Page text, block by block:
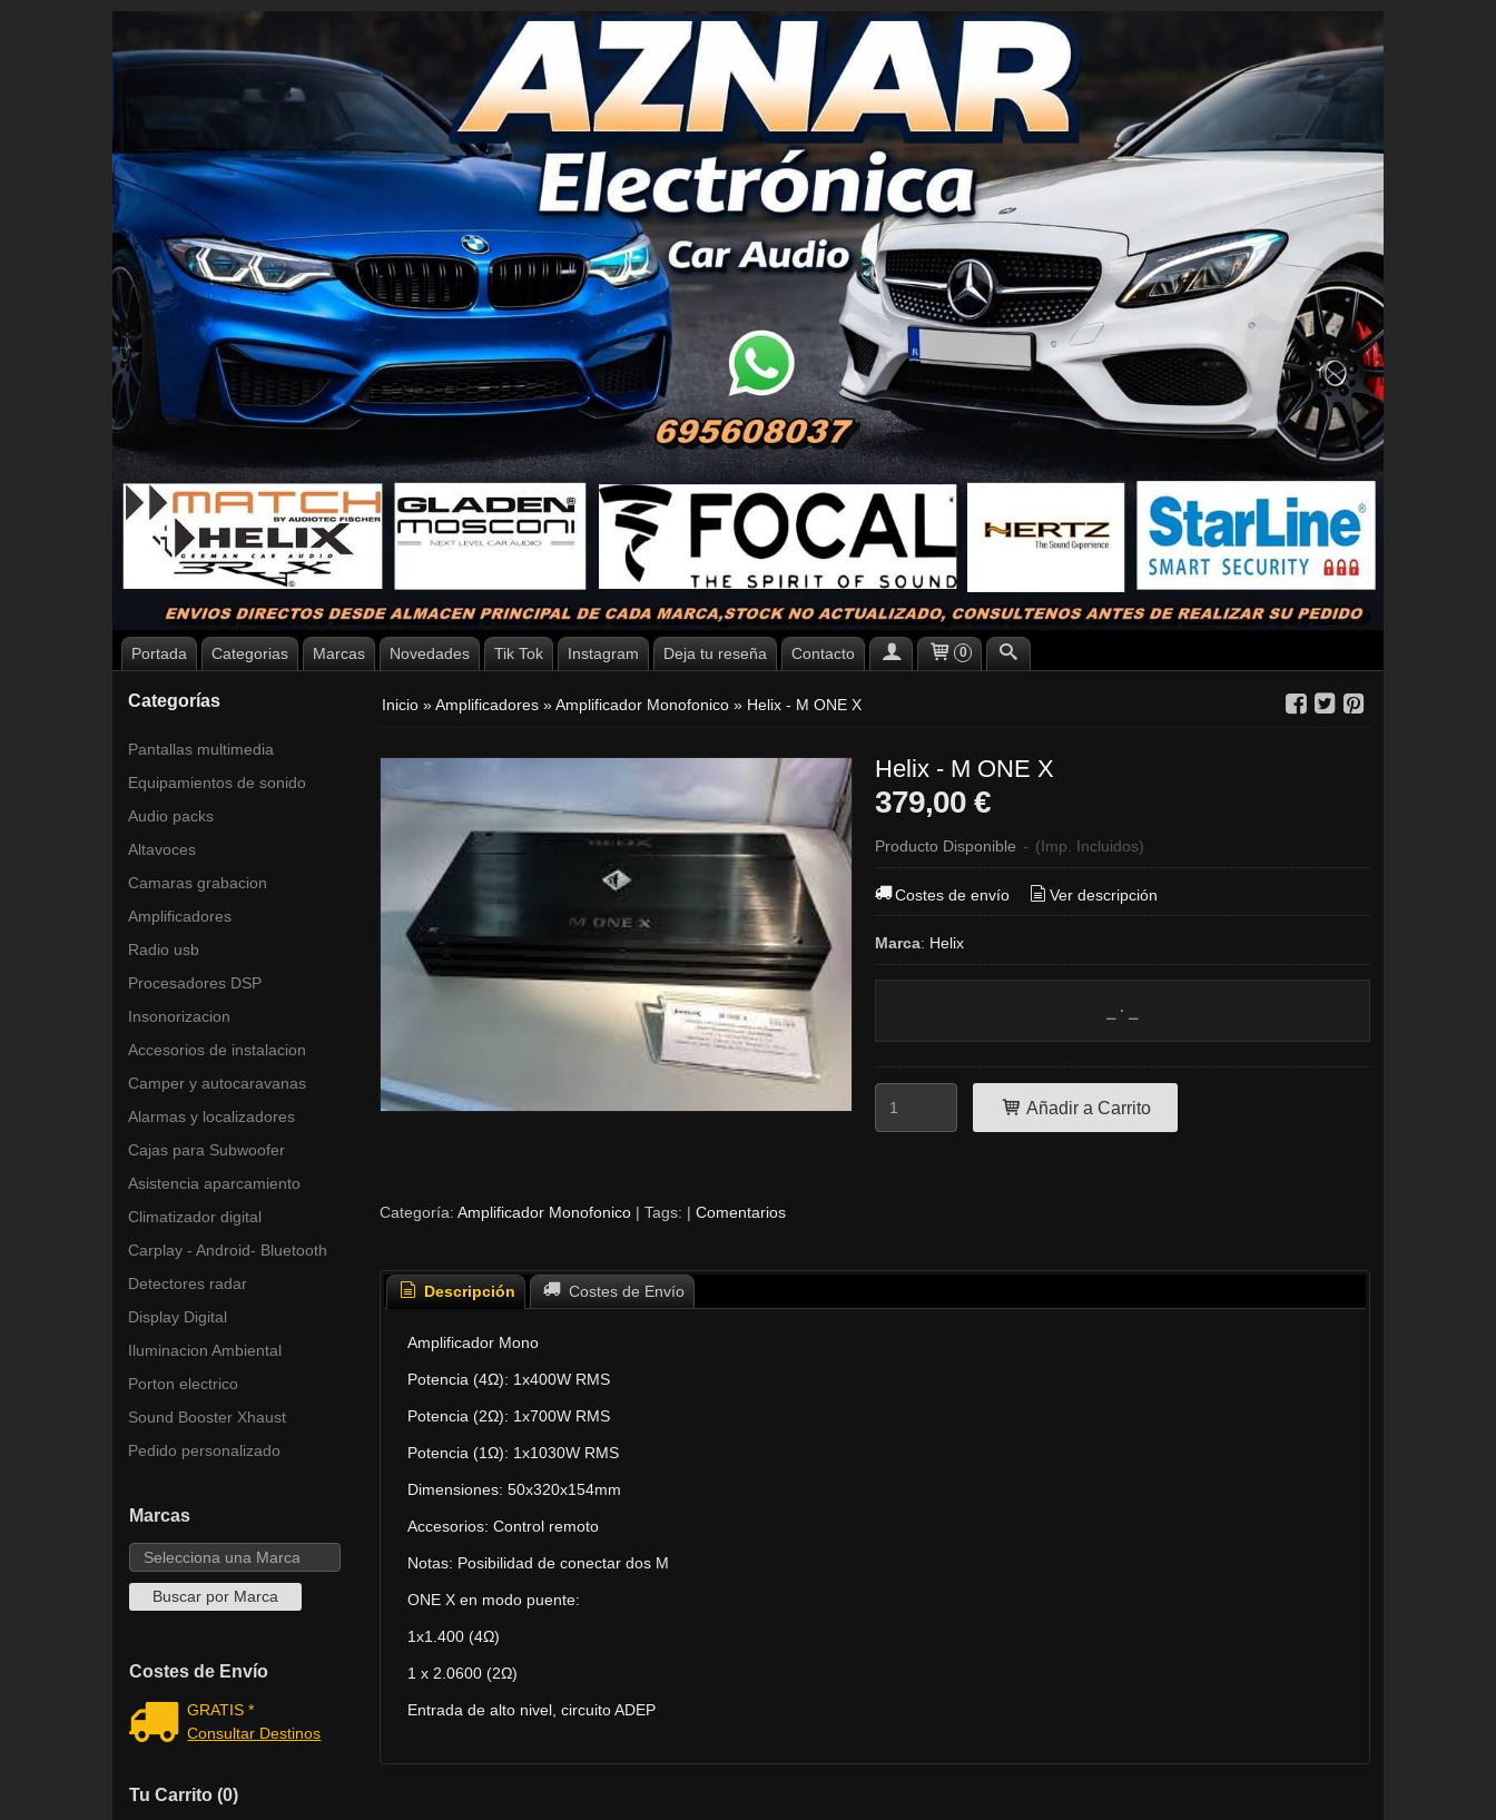
Portada Categorias Marcas Novedades Tik Tok Instagram Deja tu reseña Contacto 0
Categorías
Pantallas multimedia
Equipamientos de sonido
Audio packs
Altavoces
Camaras grabacion
Amplificadores
Radio usb
Procesadores DSP
Insonorizacion
Accesorios de instalacion
Camper y autocaravanas
Alarmas y localizadores
Cajas para Subwoofer
Asistencia aparcamiento
Climatizador digital
Carplay - Android- Bluetooth
Detectores radar
Display Digital
Iluminacion Ambiental
Porton electrico
Sound Booster Xhaust
Pedido personalizado
Marcas
Costes de Envío
GRATIS *
Consultar Destinos
Tu Carrito (0)
Inicio»Amplificadores»Amplificador Monofonico» Helix - M ONE X
Helix - M ONE X
379,00 €
Producto Disponible - (Imp. Incluidos)
Costes de envío Ver descripción
Marca: Helix
Añadir a Carrito
Categoría: Amplificador Monofonico| Tags: | Comentarios
Descripción Costes de Envío
Amplificador Mono
Potencia (4Ω): 1x400W RMS
Potencia (2Ω): 1x700W RMS
Potencia (1Ω): 1x1030W RMS
Dimensiones: 50x320x154mm
Accesorios: Control remoto
Notas: Posibilidad de conectar dos M
ONE X en modo puente:
1x1.400 (4Ω)
1 x 2.0600 (2Ω)
Entrada de alto nivel, circuito ADEP